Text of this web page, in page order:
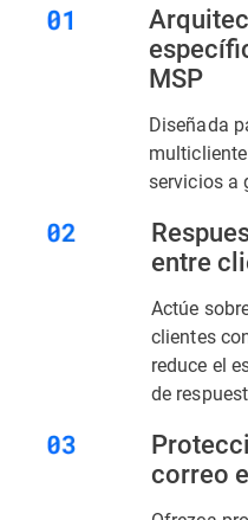
MSP
Diseñada
servicios a
entre
Actúe
clientes
reduce el
de
correo